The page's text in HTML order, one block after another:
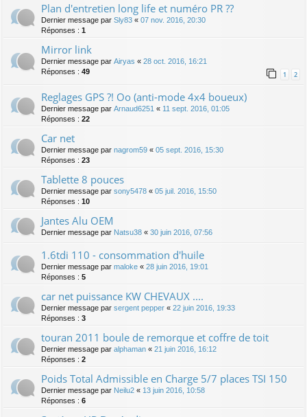
Plan d'entretien long life et numéro PR ??
Dernier message par Sly83 « 07 nov. 2016, 20:30
Réponses : 1
Mirror link
Dernier message par Airyas « 28 oct. 2016, 16:21
Réponses : 49 1 2
Reglages GPS ?! Oo (anti-mode 4x4 boueux)
Dernier message par Arnaud6251 « 11 sept. 2016, 01:05
Réponses : 22
Car net
Dernier message par nagrom59 « 05 sept. 2016, 15:30
Réponses : 23
Tablette 8 pouces
Dernier message par sony5478 « 05 juil. 2016, 15:50
Réponses : 10
Jantes Alu OEM
Dernier message par Natsu38 « 30 juin 2016, 07:56
1.6tdi 110 - consommation d'huile
Dernier message par maloke « 28 juin 2016, 19:01
Réponses : 5
car net puissance KW CHEVAUX ....
Dernier message par sergent pepper « 22 juin 2016, 19:33
Réponses : 3
touran 2011 boule de remorque et coffre de toit
Dernier message par alphaman « 21 juin 2016, 16:12
Réponses : 2
Poids Total Admissible en Charge 5/7 places TSI 150
Dernier message par Neilu2 « 13 juin 2016, 10:58
Réponses : 6